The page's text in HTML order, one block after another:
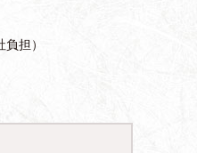
担）